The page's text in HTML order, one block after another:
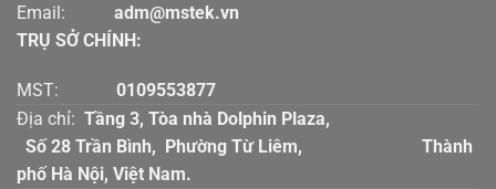
Email:
adm@mstek.vn
TRỤ SỞ CHÍNH:
MST: 0109553877
Địa chỉ: Tầng 3, Tòa nhà Dolphin Plaza,
Số 28 Trần Bình, Phường Từ Liêm, Thành
phố Hà Nội, Việt Nam.